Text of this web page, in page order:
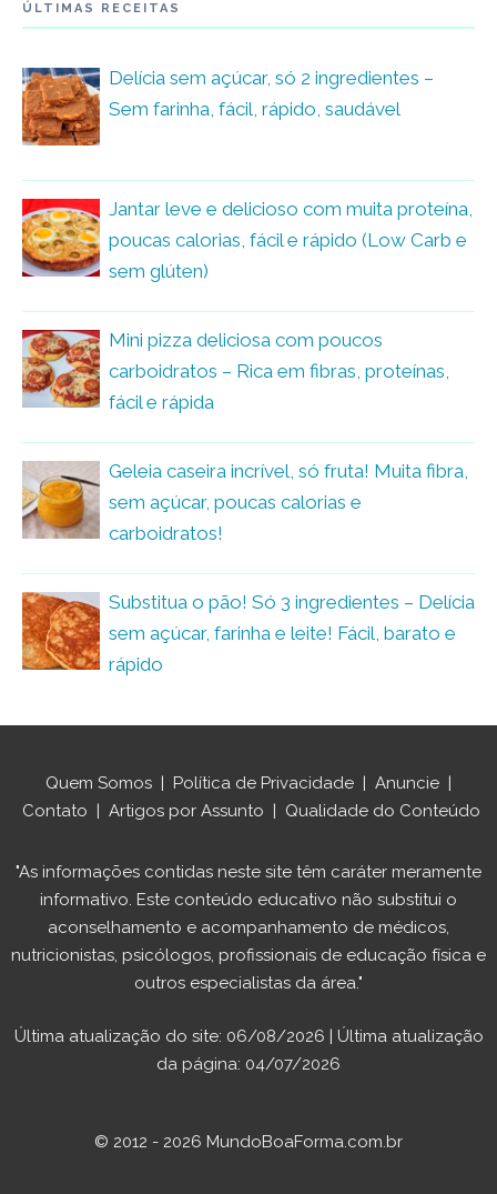
ÚLTIMAS RECEITAS
Delícia sem açúcar, só 2 ingredientes –
Sem farinha, fácil, rápido, saudável
Jantar leve e delicioso com muita proteína,
poucas calorias, fácil e rápido (Low Carb e
sem glúten)
Mini pizza deliciosa com poucos
carboidratos – Rica em fibras, proteínas,
fácil e rápida
Geleia caseira incrível, só fruta! Muita fibra,
sem açúcar, poucas calorias e
carboidratos!
Substitua o pão! Só 3 ingredientes – Delícia
sem açúcar, farinha e leite! Fácil, barato e
rápido
Quem Somos | Política de Privacidade | Anuncie |
Contato | Artigos por Assunto | Qualidade do Conteúdo
"As informações contidas neste site têm caráter meramente
informativo. Este conteúdo educativo não substitui o
aconselhamento e acompanhamento de médicos,
nutricionistas, psicólogos, profissionais de educação física e
outros especialistas da área."
Última atualização do site: 06/08/2026 | Última atualização
da página: 04/07/2026
© 2012 - 2026 MundoBoaForma.com.br